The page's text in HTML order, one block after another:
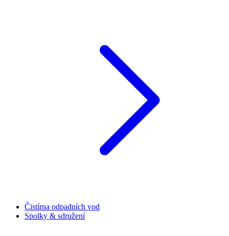
Čistírna odpadních vod
Spolky & sdružení